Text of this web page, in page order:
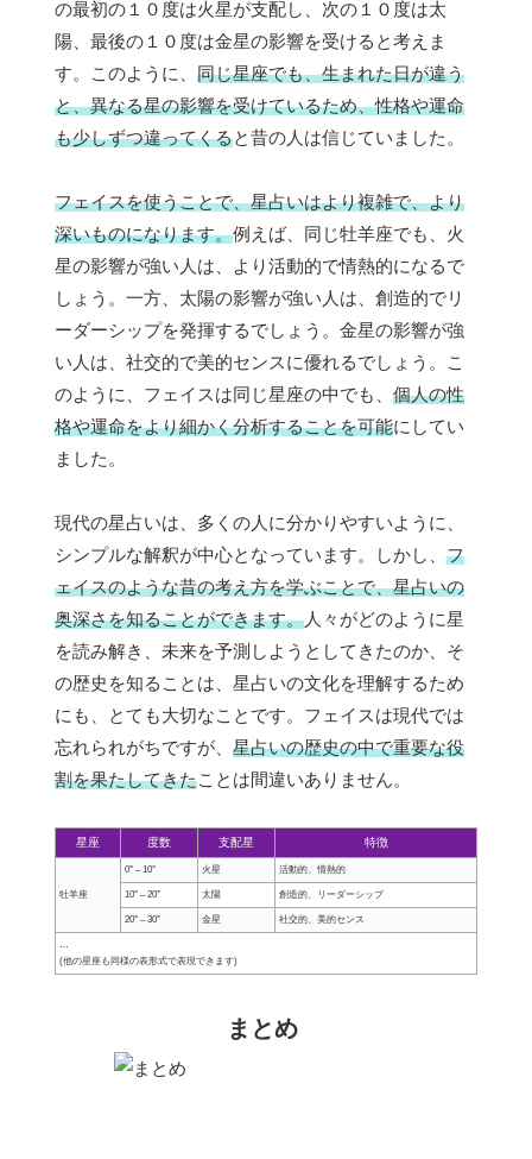
の最初の１０度は火星が支配し、次の１０度は太
陽、最後の１０度は金星の影響を受けると考えま
す。このように、 同じ星座でも、生まれた日が違う
と、異なる星の影響を受けているため、性格や運命
も少しずつ違ってくると昔の人は信じていました。
フェイスを使うことで、星占いはより複雑で、より
深いものになります。例えば、同じ牡羊座でも、火
星の影響が強い人は、より活動的で情熱的になるで
しょう。一方、太陽の影響が強い人は、創造的でリ
ーダーシップを発揮するでしょう。金星の影響が強
い人は、社交的で美的センスに優れるでしょう。こ
のように、フェイスは同じ星座の中でも、 個人の性
格や運命をより細かく分析することを可能にしてい
ました。
現代の星占いは、多くの人に分かりやすいように、
シンプルな解釈が中心となっています。しかし、 フ
ェイスのような昔の考え方を学ぶことで、星占いの
奥深さを知ることができます。人々がどのように星
を読み解き、未来を予測しようとしてきたのか、そ
の歴史を知ることは、星占いの文化を理解するため
にも、とても大切なことです。フェイスは現代では
忘れられがちですが、 星占いの歴史の中で重要な役
割を果たしてきたことは間違いありません。
星座 度数 支配星 特徴
牡羊座
0° – 10° 火星 活動的、情熱的
10° – 20° 太陽 創造的、リーダーシップ
20° – 30° 金星 社交的、美的センス
(他の星座も同様の表形式で表現できます)
まとめ